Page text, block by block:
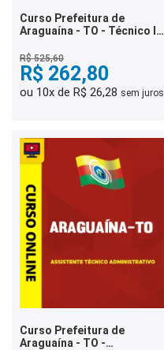
Curso Prefeitura de
Araguaína - TO - Técnico I
R$ 525,60
R$ 262,80
ou 10x de R$ 26,28 sem juros
Curso Prefeitura de
Araguaína - TO -